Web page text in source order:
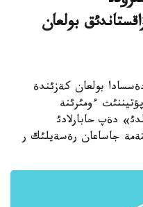
بولعان
«ودةسسادا بولعان كةزئندة
ءومئرئنة
دةپ حابارلادئ
جاساعان رةسةيلئك ر